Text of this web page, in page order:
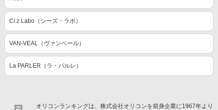
Ci:z.Labo（シーズ・ラボ）
VAN-VEAL（ヴァンベール）
La PARLER（ラ・パルレ）
オリコンランキングは、株式会社オリコンを前身企業に1967年より